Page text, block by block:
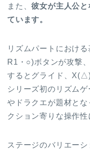
また、彼女が主人公
ています。
リズムパートにおけ
R1・○)ボタンが攻撃
するとグライド、
シリーズ初のリズム
やドラクエが題材と
クション寄りな操作性
ステージのバリエー